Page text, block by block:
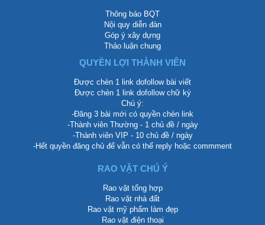
Thông báo BQT
Nội quy diễn đàn
Góp ý xây dựng
Thảo luận chung
QUYỀN LỢI THÀNH VIÊN
Được chèn 1 link dofollow bài viết
Được chèn 1 link dofollow chữ ký
Chú ý:
-Đăng 3 bài mới có quyền chèn link
-Thành viên Thường - 1 chủ đề / ngày
-Thành viên VIP - 10 chủ đề / ngày
-Hết quyền đăng chủ để vẫn có thể reply hoặc commment
RAO VẶT CHÚ Ý
Rao vặt tổng hợp
Rao vặt nhà đất
Rao vặt mỹ phẩm làm đẹp
Rao vặt điện thoại